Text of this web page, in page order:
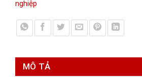
nghiệp
MÔ TẢ